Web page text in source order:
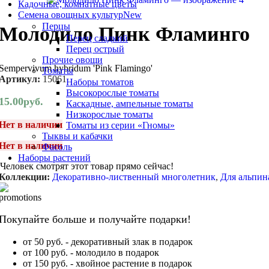
Кадочные, комнатные цветы
Семена овощных культурNew
Перцы
Перец сладкий
Перец острый
Прочие овощи
Томаты
Наборы томатов
Высокорослые томаты
Каскадные, ампельные томаты
Низкорослые томаты
Томаты из серии «Гномы»
Тыквы и кабачки
Фасоль
Наборы растений
Пинк Фламинго
hybridum 'Pink Flamingo'
15061
руб.
в наличии
в наличии
Человек смотрят этот товар прямо сейчас!
Декоративно-лиственный многолетник, Для
больше и получайте подарки!
от 50 руб. - декоративный злак в подарок
от 100 руб. - молодило в подарок
от 150 руб. - хвойное растение в подарок